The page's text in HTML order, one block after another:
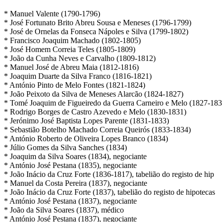
* Manuel Valente (1790-1796)
* José Fortunato Brito Abreu Sousa e Meneses (1796-1799)
* José de Ornelas da Fonseca Nápoles e Silva (1799-1802)
* Francisco Joaquim Machado (1802-1805)
* José Homem Correia Teles (1805-1809)
* João da Cunha Neves e Carvalho (1809-1812)
* Manuel José de Abreu Maia (1812-1816)
* Joaquim Duarte da Silva Franco (1816-1821)
* António Pinto de Melo Fontes (1821-1824)
* João Peixoto da Silva de Meneses Alarcão (1824-1827)
* Tomé Joaquim de Figueiredo da Guerra Carneiro e Melo (1827-
* Rodrigo Borges de Castro Azevedo e Melo (1830-1831)
* Jerónimo José Baptista Lopes Parente (1831-1833)
* Sebastião Botelho Machado Correia Queirós (1833-1834)
* António Roberto de Oliveira Lopes Branco (1834)
* Júlio Gomes da Silva Sanches (1834)
* Joaquim da Silva Soares (1834), negociante
* António José Pestana (1835), negociante
* João Inácio da Cruz Forte (1836-1817), tabelião do registo de hip
* Manuel da Costa Pereira (1837), negociante
* João Inácio da Cruz Forte (1837), tabelião do registo de hipotecas
* António José Pestana (1837), negociante
* João da Silva Soares (1837), médico
* António José Pestana (1837), negociante